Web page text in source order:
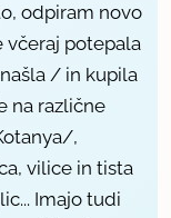
odpiram novo
včeraj potepala
/ in kupila
na različne
,
vilice in tista
Imajo tudi